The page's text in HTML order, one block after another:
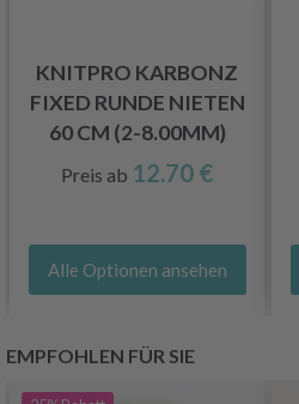
KNITPRO KARBONZ
FIXED RUNDE NIETEN
60 CM (2-8.00MM)
Preis ab 12.70 €
Alle Optionen ansehen
EMPFOHLEN FÜR SIE